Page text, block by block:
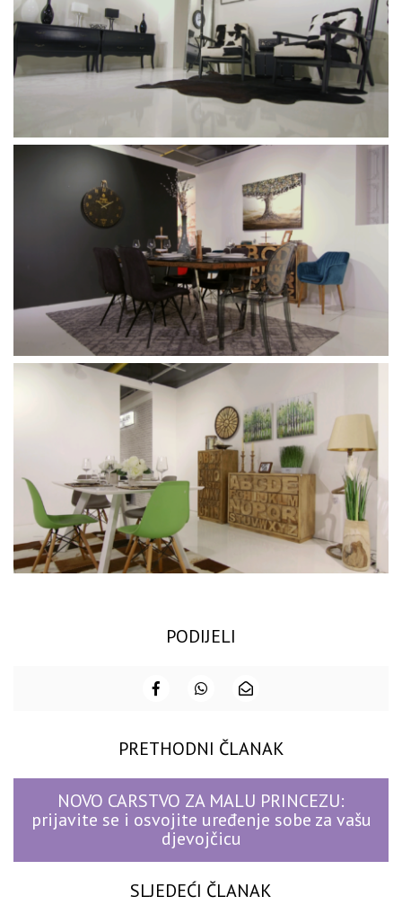
PODIJELI
PRETHODNI ČLANAK
NOVO CARSTVO ZA MALU PRINCEZU:
prijavite se i osvojite uređenje sobe za vašu
djevojčicu
SLJEDEĆI ČLANAK